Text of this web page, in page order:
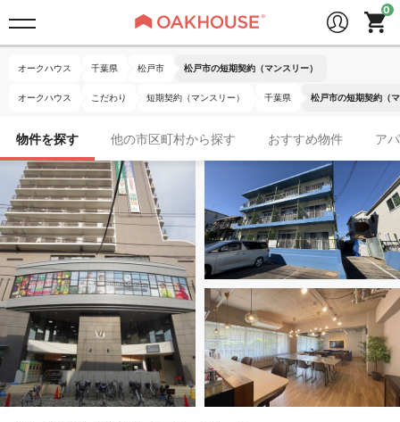
オークハウス 千葉県 松戸市 松戸市の短期契約（マンスリー）
オークハウス こだわり 短期契約（マンスリー） 千葉県 松戸市の短期契約（
物件を探す 他の市区町村から探す おすすめ物件 ア